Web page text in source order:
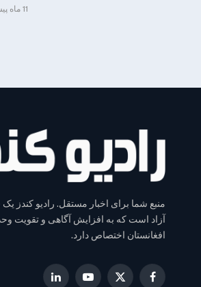
11 ماه پیش
منبع شما برای اخبار مستقل. رادیو کندز
آزاد است که به افزایش آگاهی و تقویت
افغانستان اختصاص دارد.
Facebook
X
YouTube
LinkedIn